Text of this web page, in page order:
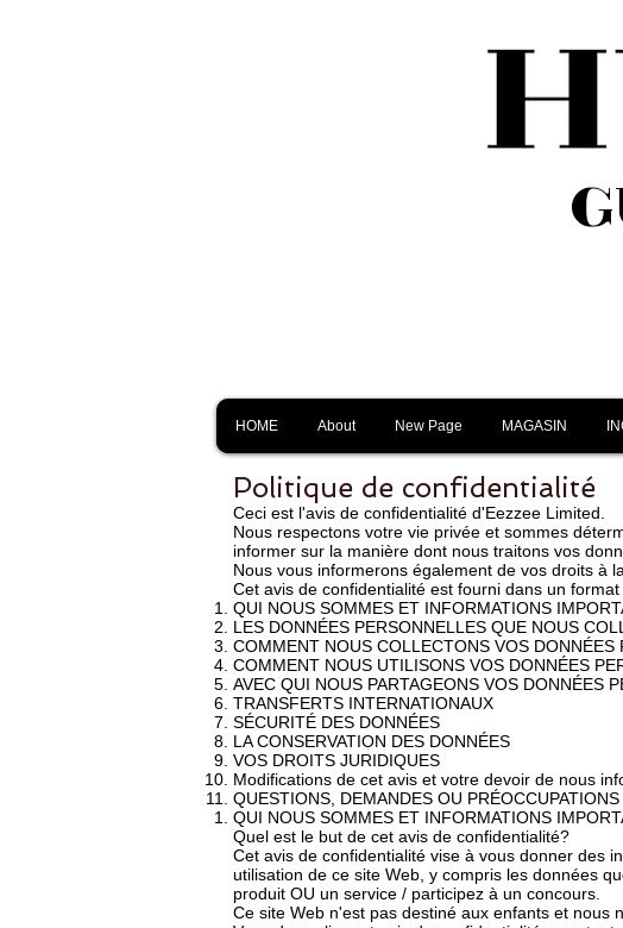
HOME About New Page MAGASIN
Politique de confidentialité
Ceci est l'avis de confidentialité d'Eezzee Limited.
Nous respectons votre vie privée et sommes
informer sur la manière dont nous traitons vos
Nous vous informerons également de vos droits à
Cet avis de confidentialité est fourni dans un
QUI NOUS SOMMES ET INFORMATIONS
LES DONNÉES PERSONNELLES QUE NOUS
COMMENT NOUS COLLECTONS VOS DONNÉES
COMMENT NOUS UTILISONS VOS DONNÉES
AVEC QUI NOUS PARTAGEONS VOS DONNÉES
TRANSFERTS INTERNATIONAUX
SÉCURITÉ DES DONNÉES
LA CONSERVATION DES DONNÉES
VOS DROITS JURIDIQUES
Modifications de cet avis et votre devoir de nous
QUESTIONS, DEMANDES OU PRÉOCCUPATIONS
QUI NOUS SOMMES ET INFORMATIONS
Quel est le but de cet avis de confidentialité?
Cet avis de confidentialité vise à vous donner des
utilisation de ce site Web, y compris les données
produit OU un service / participez à un concours.
Ce site Web n'est pas destiné aux enfants et nous